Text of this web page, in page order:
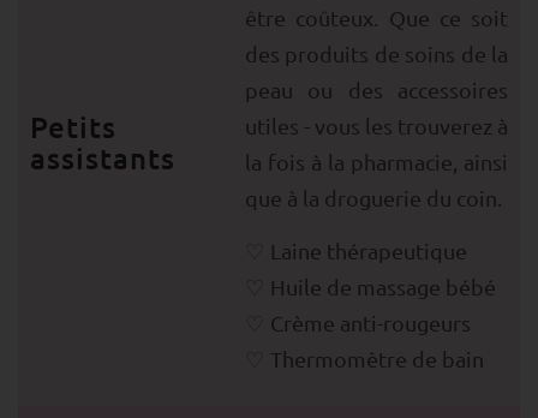
Petits
assistants
être coûteux. Que ce soit
des produits de soins de la
peau ou des accessoires
utiles - vous les trouverez à
la fois à la pharmacie, ainsi
que à la droguerie du coin.
Laine thérapeutique
Huile de massage bébé
Crème anti-rougeurs
Thermomètre de bain